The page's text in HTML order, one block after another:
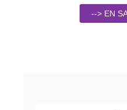
--> EN